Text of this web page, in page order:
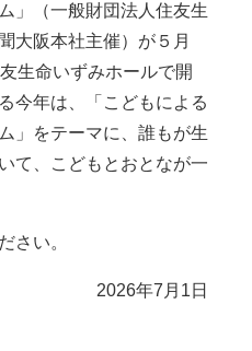
」（一般財団法人住友生
大阪本社主催）が５月
生命いずみホールで開
今年は、「こどもによる
」をテーマに、誰もが生
て、こどもとおとなが一
さい。
2026年7月1日